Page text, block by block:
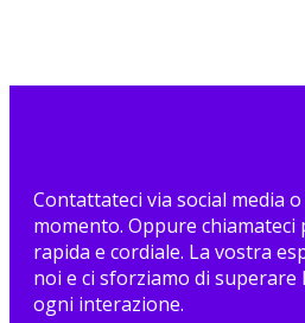
Contattateci via social media
momento. Oppure
rapida e cordiale. La vostra
noi e ci sforziamo di
ogni interazione.